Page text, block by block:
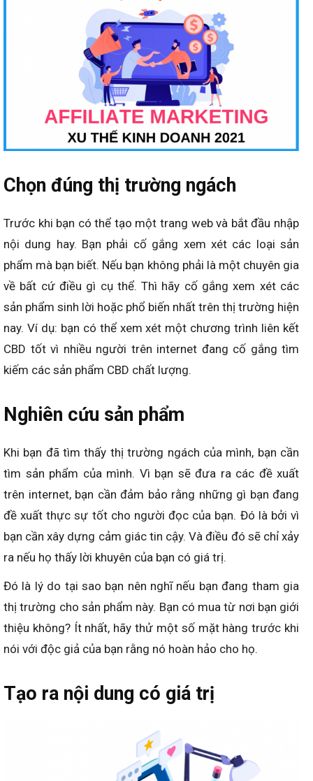
Chọn đúng thị trường ngách
Trước khi bạn có thể tạo một trang web và bắt đầu nhập
nội dung hay. Bạn phải cố gắng xem xét các loại sản
phẩm mà bạn biết. Nếu bạn không phải là một chuyên gia
về bất cứ điều gì cụ thể. Thì hãy cố gắng xem xét các
sản phẩm sinh lời hoặc phổ biến nhất trên thị trường hiện
nay. Ví dụ: bạn có thể xem xét một chương trình liên kết
CBD tốt vì nhiều người trên internet đang cố gắng tìm
kiếm các sản phẩm CBD chất lượng.
Nghiên cứu sản phẩm
Khi bạn đã tìm thấy thị trường ngách của mình, bạn cần
tìm sản phẩm của mình. Vì bạn sẽ đưa ra các đề xuất
trên internet, bạn cần đảm bảo rằng những gì bạn đang
đề xuất thực sự tốt cho người đọc của bạn. Đó là bởi vì
bạn cần xây dựng cảm giác tin cậy. Và điều đó sẽ chỉ xảy
ra nếu họ thấy lời khuyên của bạn có giá trị.
Đó là lý do tại sao bạn nên nghĩ nếu bạn đang tham gia
thị trường cho sản phẩm này. Bạn có mua từ nơi bạn giới
thiệu không? Ít nhất, hãy thử một số mặt hàng trước khi
nói với độc giả của bạn rằng nó hoàn hảo cho họ.
Tạo ra nội dung có giá trị